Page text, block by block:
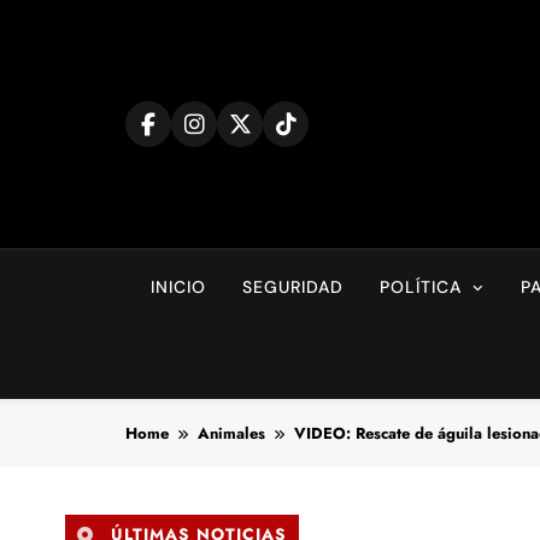
INICIO SEGURIDAD POLÍTICA
Home Animales VIDEO: Rescate de águila
ÚLTIMAS NOTICIAS